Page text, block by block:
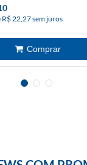
R$ 22,27 sem juros